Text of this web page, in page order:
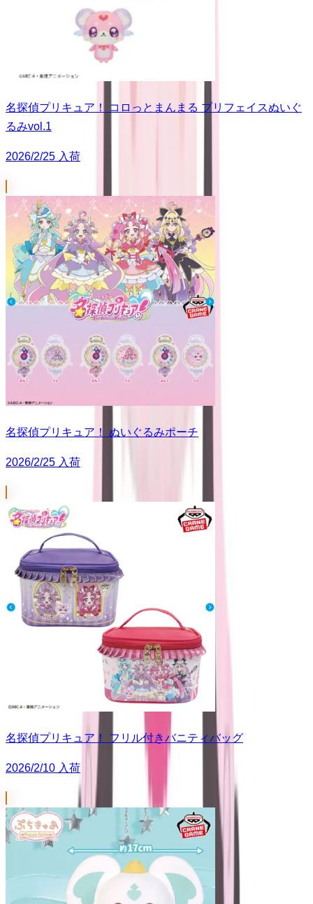
名探偵プリキュア！ コロっとまんまる プリフェイスぬいぐ
るみvol.1
2026/2/25 入荷
名探偵プリキュア！ ぬいぐるみポーチ
2026/2/25 入荷
名探偵プリキュア！ フリル付きバニティバッグ
2026/2/10 入荷